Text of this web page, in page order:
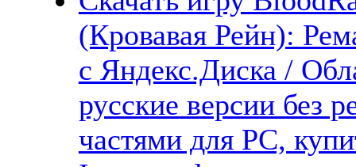
(Кровавая Рейн):
с Яндекс.Диска /
русские версии без
частями для PC,